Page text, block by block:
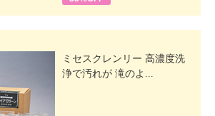
ミセスクレンリー 高濃度洗
浄で汚れが 滝のよ...